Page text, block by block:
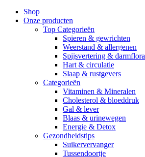
Close
Menu
Shop
Onze producten
Top Categorieën
Spieren & gewrichten
Weerstand & allergenen
Spijsvertering & darmflora
Hart & circulatie
Slaap & rustgevers
Categorieën
Vitaminen & Mineralen
Cholesterol & bloeddruk
Gal & lever
Blaas & urinewegen
Energie & Detox
Gezondheidstips
Suikervervanger
Tussendoortje